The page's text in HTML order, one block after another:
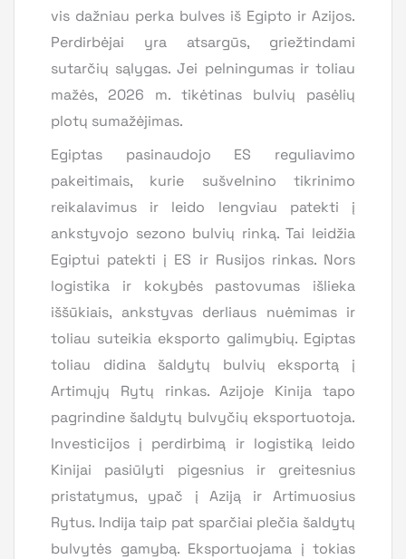
vis dažniau perka bulves iš Egipto ir Azijos.
Perdirbėjai yra atsargūs, griežtindami
sutarčių sąlygas. Jei pelningumas ir toliau
mažės, 2026 m. tikėtinas bulvių pasėlių
plotų sumažėjimas.
Egiptas pasinaudojo ES reguliavimo
pakeitimais, kurie sušvelnino tikrinimo
reikalavimus ir leido lengviau patekti į
ankstyvojo sezono bulvių rinką. Tai leidžia
Egiptui patekti į ES ir Rusijos rinkas. Nors
logistika ir kokybės pastovumas išlieka
iššūkiais, ankstyvas derliaus nuėmimas ir
toliau suteikia eksporto galimybių. Egiptas
toliau didina šaldytų bulvių eksportą į
Artimųjų Rytų rinkas. Azijoje Kinija tapo
pagrindine šaldytų bulvyčių eksportuotoja.
Investicijos į perdirbimą ir logistiką leido
Kinijai pasiūlyti pigesnius ir greitesnius
pristatymus, ypač į Aziją ir Artimuosius
Rytus. Indija taip pat sparčiai plečia šaldytų
bulvytės gamybą. Eksportuojama į tokias